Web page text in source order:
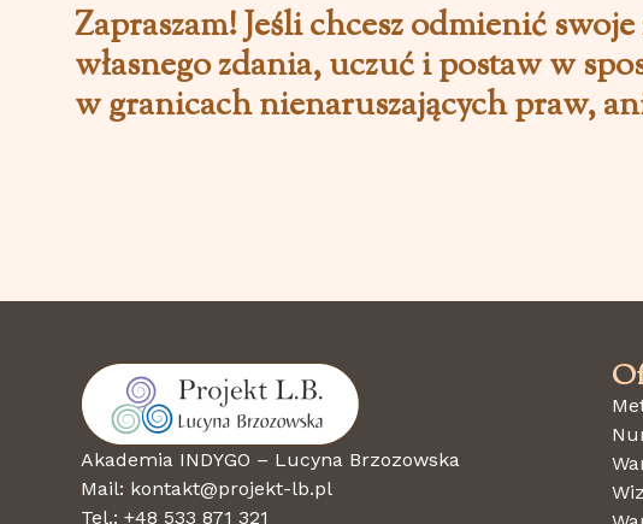
Zapraszam! Jeśli chcesz odmienić
własnego zdania, uczuć i postaw w
w granicach nienaruszających praw,
Akademia INDYGO – Lucyna Brzozowska
Mail: kontakt@projekt-lb.pl
Tel.: +48 533 871 321